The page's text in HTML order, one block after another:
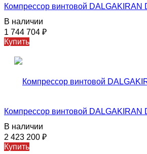
Компрессор винтовой DALGAKIRAN
В наличии
1 744 704 ₽
Купить
Компрессор винтовой DALGAKIRAN
В наличии
2 423 200 ₽
Купить